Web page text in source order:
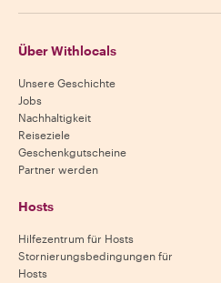
Über Withlocals
Unsere Geschichte
Jobs
Nachhaltigkeit
Reiseziele
Geschenkgutscheine
Partner werden
Hosts
Hilfezentrum für Hosts
Stornierungsbedingungen für
Hosts